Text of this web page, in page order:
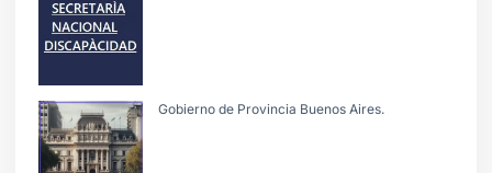
Gobierno de Provincia Buenos Aires.